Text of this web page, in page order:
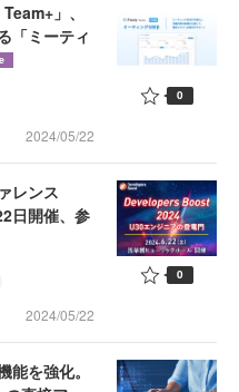
」、
「ミーティ
2024/05/22
0
レンス
日開催、参
2024/05/22
0
を強化。